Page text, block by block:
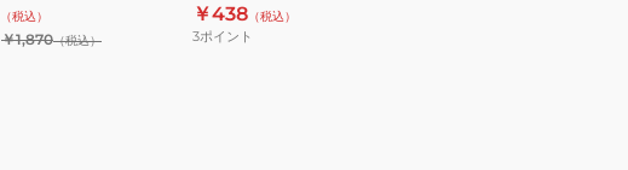
（税込）
￥1,870（税込）
￥438 （税込）
3ポイント